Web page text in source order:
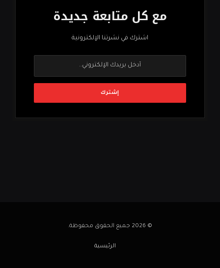
مع كل متابعة جديدة
اشترك في نشرتنا الإلكترونية
© 2026 جميع الحقوق محفوظة.
الرئيسية